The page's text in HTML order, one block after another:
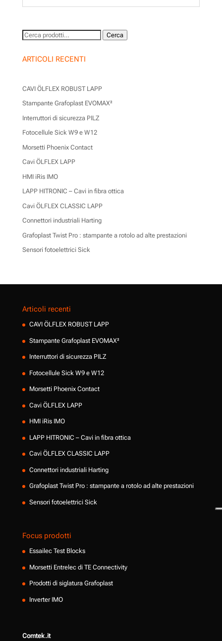
Cerca: Cerca
ARTICOLI RECENTI
CAVI ÖLFLEX ROBUST LAPP
Stampante Grafoplast EVOMAX²
Interruttori di sicurezza PILZ
Fotocellule Sick W9 e W12
Morsetti Phoenix Contact
Cavi ÖLFLEX LAPP
HMI iRis IMO
LAPP HITRONIC – Cavi in fibra ottica
Cavi ÖLFLEX CLASSIC LAPP
Connettori industriali Harting
Grafoplast Twist Pro : stampante a rotolo ad alte prestazioni
Sensori fotoelettrici Sick
Articoli recenti
CAVI ÖLFLEX ROBUST LAPP
Stampante Grafoplast EVOMAX²
Interruttori di sicurezza PILZ
Fotocellule Sick W9 e W12
Morsetti Phoenix Contact
Cavi ÖLFLEX LAPP
HMI iRis IMO
LAPP HITRONIC – Cavi in fibra ottica
Cavi ÖLFLEX CLASSIC LAPP
Connettori industriali Harting
Grafoplast Twist Pro : stampante a rotolo ad alte prestazioni
Sensori fotoelettrici Sick
Focus prodotti
Essailec Test Blocks
Morsetti Entrelec di TE Connectivity
Prodotti di siglatura Grafoplast
Inverter IMO
Comtek.it